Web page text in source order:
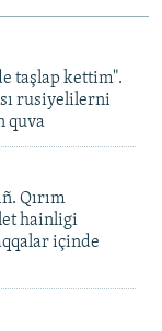
taşlap kettim".
rusiyelilerni
quva
Qırım
hainligi
içinde